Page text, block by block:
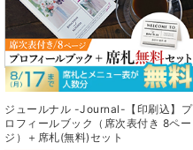
ジュールナル -Journal-【印刷込】プ
ロフィールブック（席次表付き 8ペー
ジ）＋席札(無料)セット